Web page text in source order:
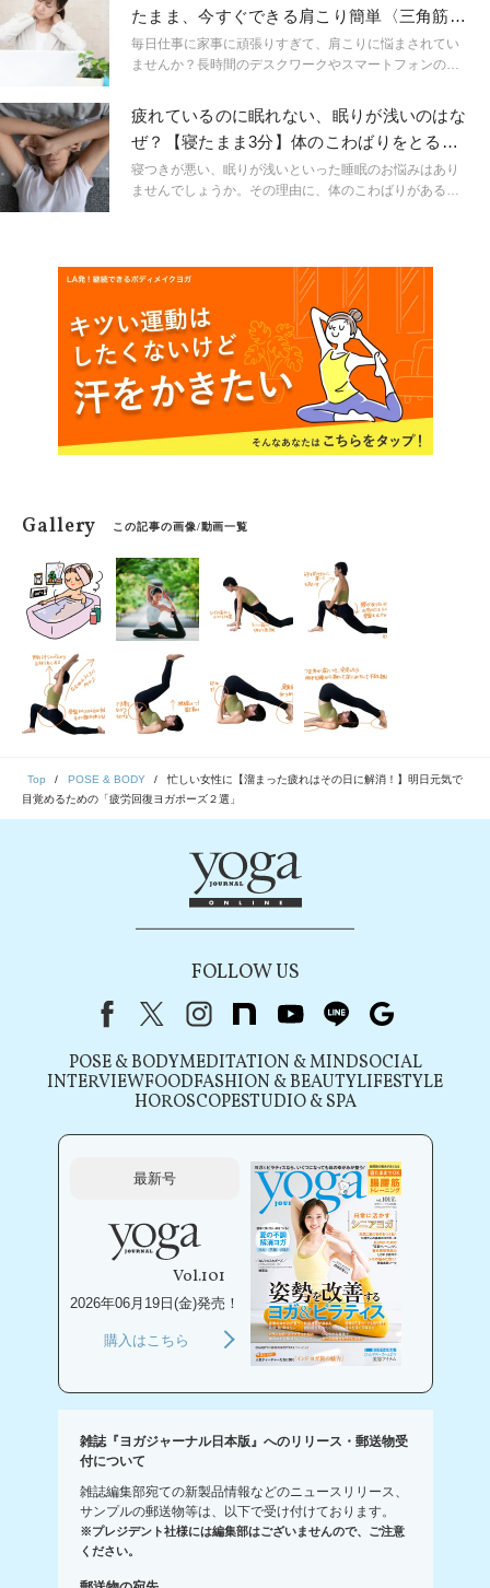
たまま、今すぐできる肩こり簡単〈三角筋〉
ケアエクササイズ
毎日仕事に家事に頑張りすぎて、肩こりに悩まされてい
ませんか？長時間のデスクワークやスマートフォンの使
肩こりを引き起こしやすい環境に満ちています。肩が重
く感じたり首がこわばったりするその症状は、日々の生
活の中で蓄積された疲労が原因です。今回は忙しい日々
を送るあなたにぴったりの簡単な肩こり解消法をご紹介
します。
疲れているのに眠れない、眠りが浅いのはな
ぜ？【寝たまま3分】体のこわばりをとる夜
ヨガ３ポーズ
寝つきが悪い、眠りが浅いといった睡眠のお悩みはあり
ませんでしょうか。その理由に、体のこわばりがあるか
Gallery この記事の画像/動画一覧
Top POSE & BODY
忙しい女性に【溜まった疲れはその日に解消！】明日元気で
目覚めるための「疲労回復ヨガポーズ２選」
FOLLOW US
FacebookX（旧Twitter）
instagram
note youtubeline
POSE & BODYMEDITATION & MINDSOCIAL
INTERVIEWFOODFASHION & BEAUTYLIFESTYLE
HOROSCOPESTUDIO & SPA
最新号
Vol.101
2026年06月19日(金)発売！
購入はこちら
雑誌『ヨガジャーナル日本版』へのリリース・郵送物受
付について
雑誌編集部宛ての新製品情報などのニュースリリース、
サンプルの郵送物等は、以下で受け付けております。
※プレジデント社様には編集部はございませんので、ご注意
ください。